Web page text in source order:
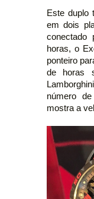
Este duplo
em dois
conectado
horas, o
ponteiro
de horas
número
mostra a